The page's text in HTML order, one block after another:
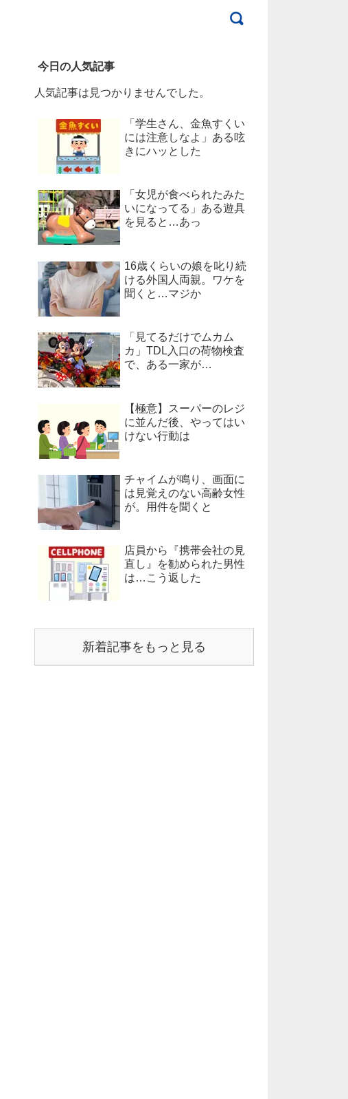
今日の人気記事
人気記事は見つかりませんでした。
「学生さん、金魚すくい
には注意しなよ」ある呟
きにハッとした
「女児が食べられたみた
いになってる」ある遊具
を見ると…あっ
16歳くらいの娘を叱り続
ける外国人両親。ワケを
聞くと…マジか
「見てるだけでムカム
カ」TDL入口の荷物検査
で、ある一家が…
【極意】スーパーのレジ
に並んだ後、やってはい
けない行動は
チャイムが鳴り、画面に
は見覚えのない高齢女性
が。用件を聞くと
店員から『携帯会社の見
直し』を勧められた男性
は…こう返した
新着記事をもっと見る